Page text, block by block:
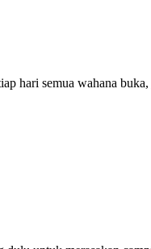
hari semua wahana